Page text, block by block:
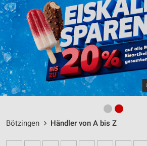
Bötzingen Händler von A bis Z